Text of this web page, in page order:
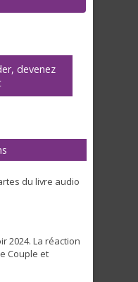
devenez
du livre audio
2024. La réaction
Couple et